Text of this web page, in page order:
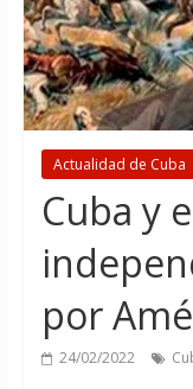
Actualidad de Cuba
Cuba y
por
24/02/2022